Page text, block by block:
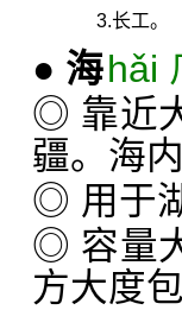
3.长工。
● 海hǎi
◎ 靠近
疆。海
◎ 用于
◎ 容量
方大度